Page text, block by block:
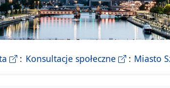
- Biletyn Informacji Publicznej Urzedu
Konsultacje społeczne- stronaMiasto